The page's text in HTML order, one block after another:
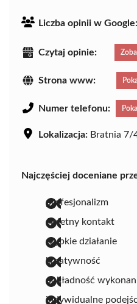
Liczba opinii w Google:
Czytaj opinie:
Strona www:
Numer telefonu:
Lokalizacja: Bratnia 7/
Najczęściej doceniane
profesjonalizm
świetny kontakt
szybkie działanie
kreatywność
dokładność
indywidualne